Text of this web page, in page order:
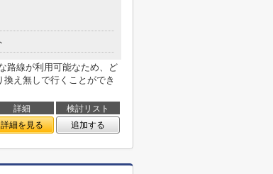
路線が利用可能なため、ど
え無しで行くことができ
詳細
検討リスト
詳細を見る 追加する